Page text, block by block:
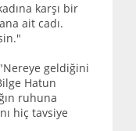
karşı bir
ait cadı.
geldiğini
Hatun
ruhuna
hiç tavsiye